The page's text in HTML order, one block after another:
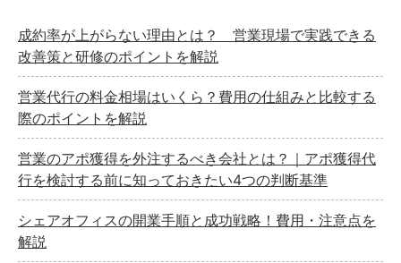
成約率が上がらない理由とは？ 営業現場で実践できる
改善策と研修のポイントを解説
営業代行の料金相場はいくら？費用の仕組みと比較する
際のポイントを解説
営業のアポ獲得を外注するべき会社とは？｜アポ獲得代
行を検討する前に知っておきたい4つの判断基準
シェアオフィスの開業手順と成功戦略！費用・注意点を
解説